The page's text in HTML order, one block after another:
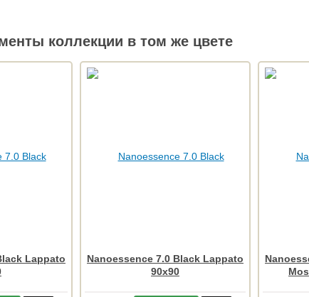
коллекции в том же цвете
Lappato
Nanoessence 7.0 Black Lappato
90x90